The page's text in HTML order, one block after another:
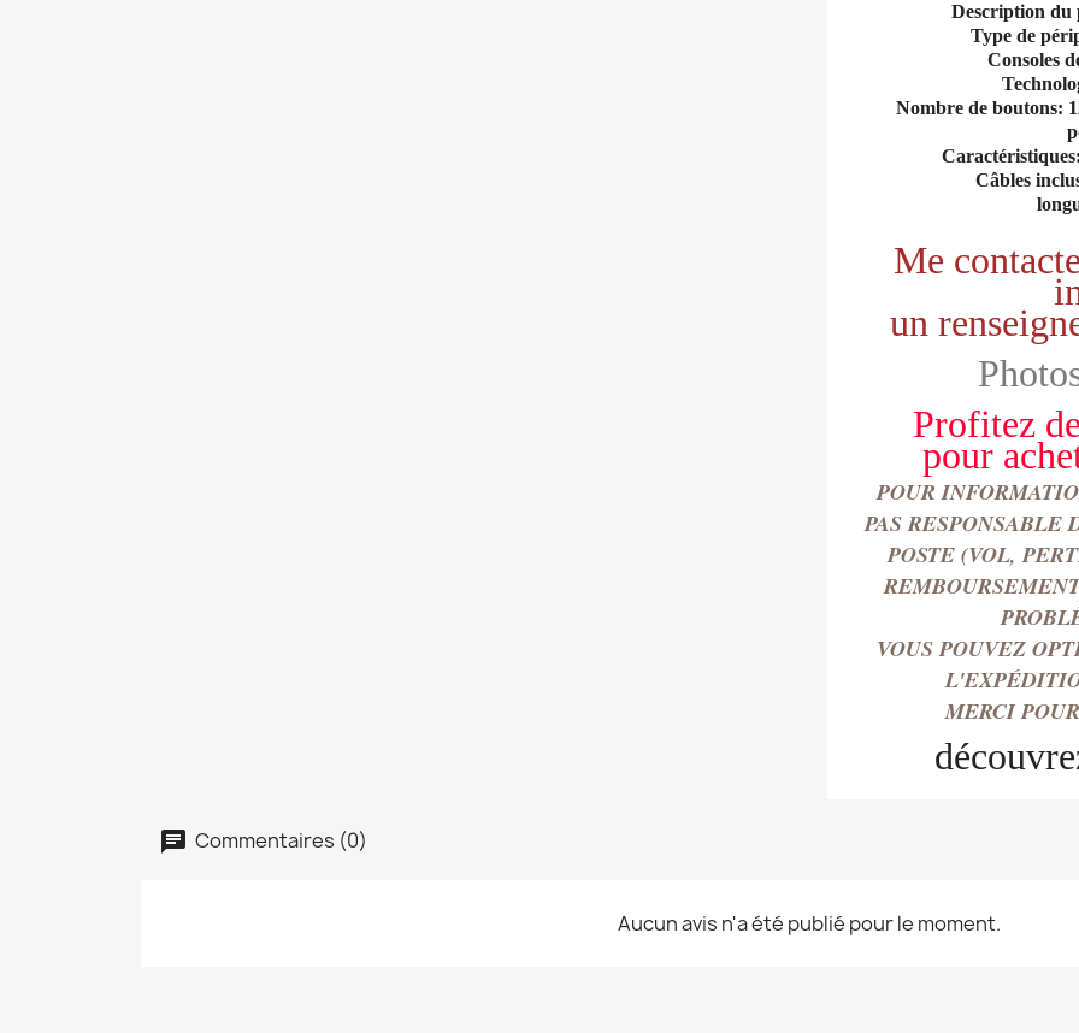
Description
Type de
Consoles
Nombre de boutons:
Câbles
Me
un
Profitez
pour
POUR
PAS RESPONSABLE
POSTE (VOL,
VOUS POUVEZ
MERCI
Commentaires (0)
Aucun avis n'a été publié pour le moment.